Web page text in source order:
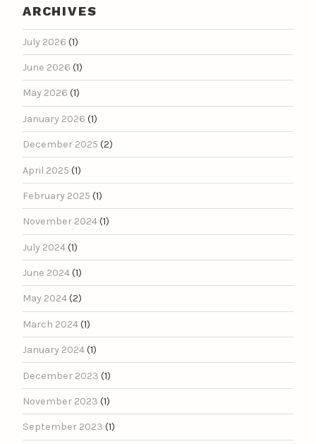
ARCHIVES
July 2026 (1)
June 2026 (1)
May 2026 (1)
January 2026 (1)
December 2025 (2)
April 2025 (1)
February 2025 (1)
November 2024(1)
July 2024(1)
June 2024(1)
May 2024(2)
March 2024(1)
January 2024(1)
December 2023 (1)
November 2023 (1)
September 2023 (1)